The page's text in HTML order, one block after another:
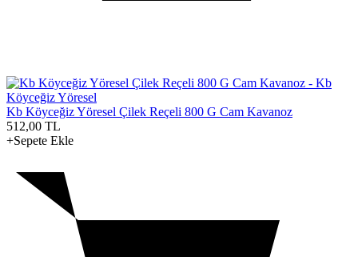
Kb Köyceğiz Yöresel Çilek Reçeli 800 G Cam Kavanoz
512,00 TL
+Sepete Ekle